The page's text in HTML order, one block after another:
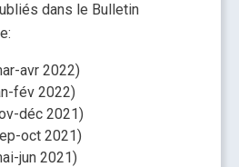
dans le Bulletin
avr 2022)
fév 2022)
déc 2021)
oct 2021)
jun 2021)